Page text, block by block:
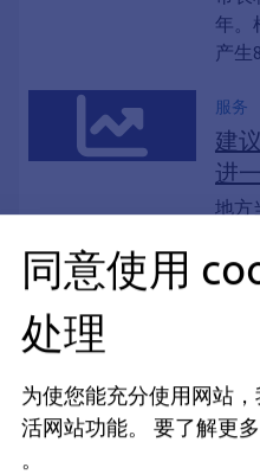
年。
产生
服务
建
进
地方
服务,
地方
的行
同意使用
处理
为使您能充分使用网站
活网站功能。
要了解更
。